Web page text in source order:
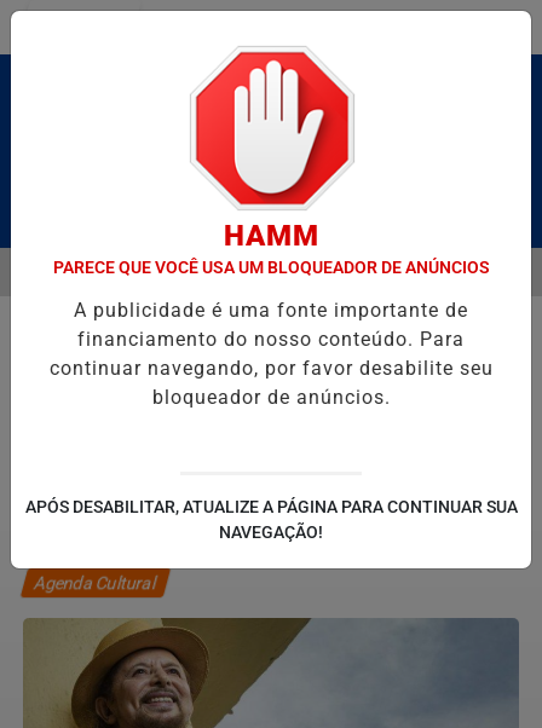
Pesquisar Notícia
E CAIQUE PIMENTA COM O MELHOR DO AXÉ DAS ANTIGAS
EM ALTA
MENU
Agenda Cultural
HAMM
PARECE QUE VOCÊ USA UM BLOQUEADOR DE ANÚNCIOS
A publicidade é uma fonte importante de
financiamento do nosso conteúdo. Para
continuar navegando, por favor desabilite seu
bloqueador de anúncios.
APÓS DESABILITAR, ATUALIZE A PÁGINA PARA CONTINUAR SUA
NAVEGAÇÃO!